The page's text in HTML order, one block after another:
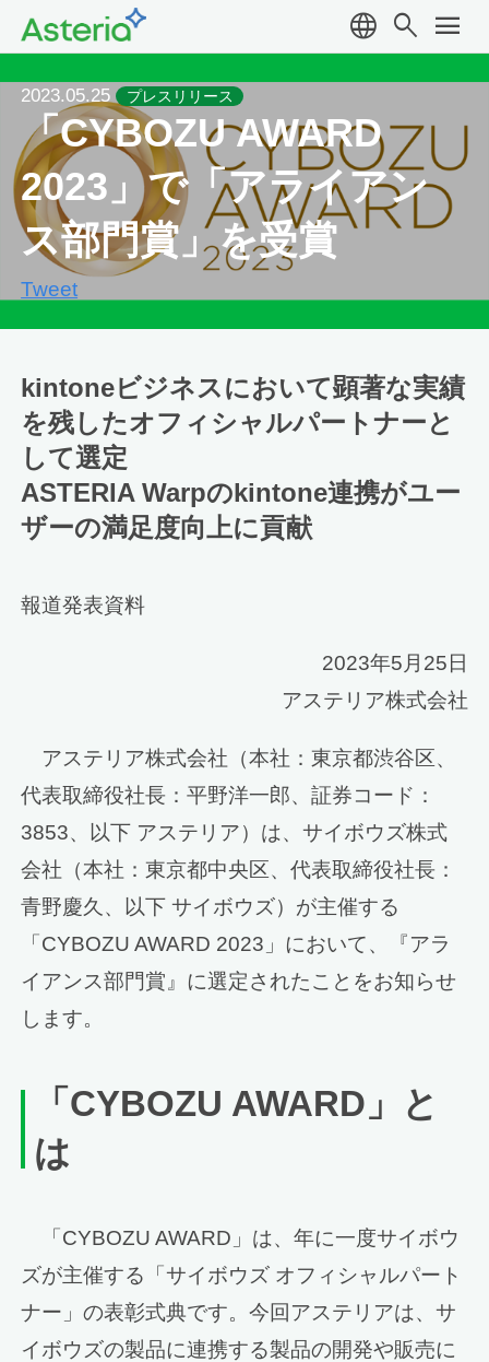
language search menu
2023.05.25 プレスリリース
「CYBOZU AWARD
2023」で「アライアン
ス部門賞」を受賞
Tweet
kintoneビジネスにおいて顕著な実績
を残したオフィシャルパートナーと
して選定
ASTERIA Warpのkintone連携がユー
ザーの満足度向上に貢献
報道発表資料
2023年5月25日
アステリア株式会社
アステリア株式会社（本社：東京都渋谷区、
代表取締役社長：平野洋一郎、証券コード：
3853、以下 アステリア）は、サイボウズ株式
会社（本社：東京都中央区、代表取締役社長：
青野慶久、以下 サイボウズ）が主催する
「CYBOZU AWARD 2023」において、『アラ
イアンス部門賞』に選定されたことをお知らせ
します。
「CYBOZU AWARD」と
は
「CYBOZU AWARD」は、年に一度サイボウ
ズが主催する「サイボウズ オフィシャルパート
ナー」の表彰式典です。今回アステリアは、サ
イボウズの製品に連携する製品の開発や販売に